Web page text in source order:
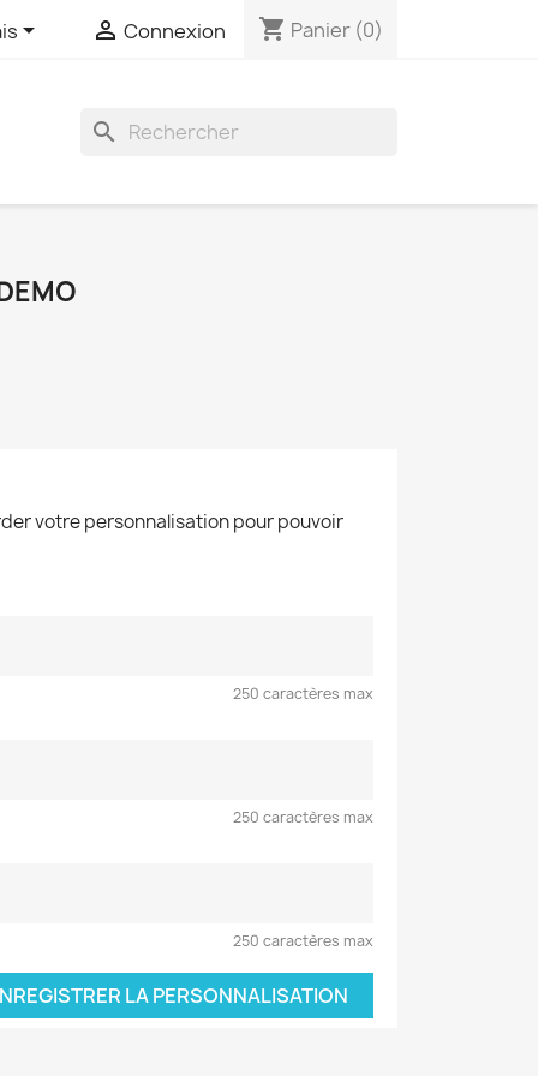
  Connexion shopping_cart Panier (0)
search
votre personnalisation pour pouvoir
250 caractères max
250 caractères max
250 caractères max
LA PERSONNALISATION